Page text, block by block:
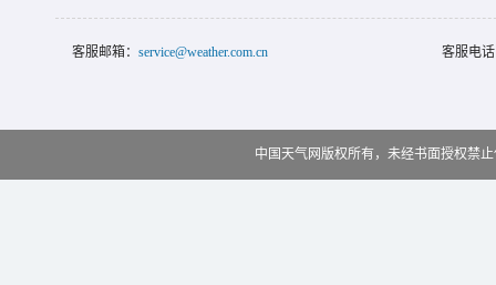
客服邮箱： service@weather.com.cn 客服电
中国天气网版权所有，未经书面授权